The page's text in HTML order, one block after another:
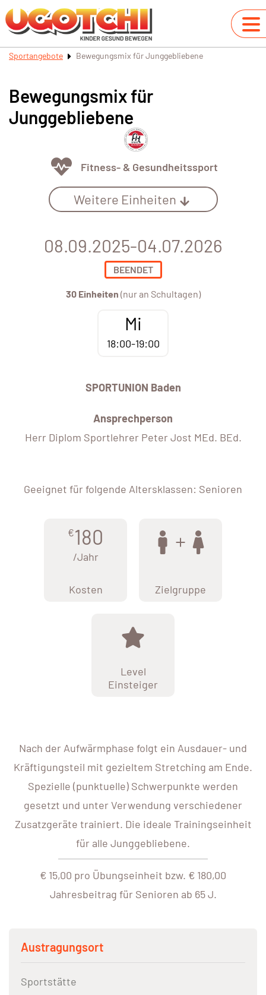
Sportangebote Bewegungsmix für Junggebliebene
Bewegungsmix für
Junggebliebene
Fitness- & Gesundheitssport
Weitere Einheiten
08.09.2025-04.07.2026
BEENDET
30 Einheiten (nur an Schultagen)
Mi
18:00-19:00
SPORTUNION Baden
Ansprechperson
Herr Diplom Sportlehrer Peter Jost MEd. BEd.
Geeignet für folgende Altersklassen: Senioren
€180
/Jahr
Kosten Zielgruppe
Level
Einsteiger
Nach der Aufwärmphase folgt ein Ausdauer- und
Kräftigungsteil mit gezieltem Stretching am Ende.
Spezielle (punktuelle) Schwerpunkte werden
gesetzt und unter Verwendung verschiedener
Zusatzgeräte trainiert. Die ideale Trainingseinheit
für alle Junggebliebene.
€ 15,00 pro Übungseinheit bzw. € 180,00
Jahresbeitrag für Senioren ab 65 J.
Austragungsort
Sportstätte